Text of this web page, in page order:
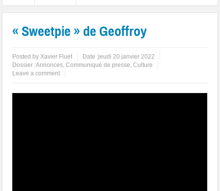
« Sweetpie » de Geoffroy
Posted byXavier Fluet Date :jeudi 20 janvier 2022
Dossier :Annonces,Communiqué de presse,Culture
Leave a comment